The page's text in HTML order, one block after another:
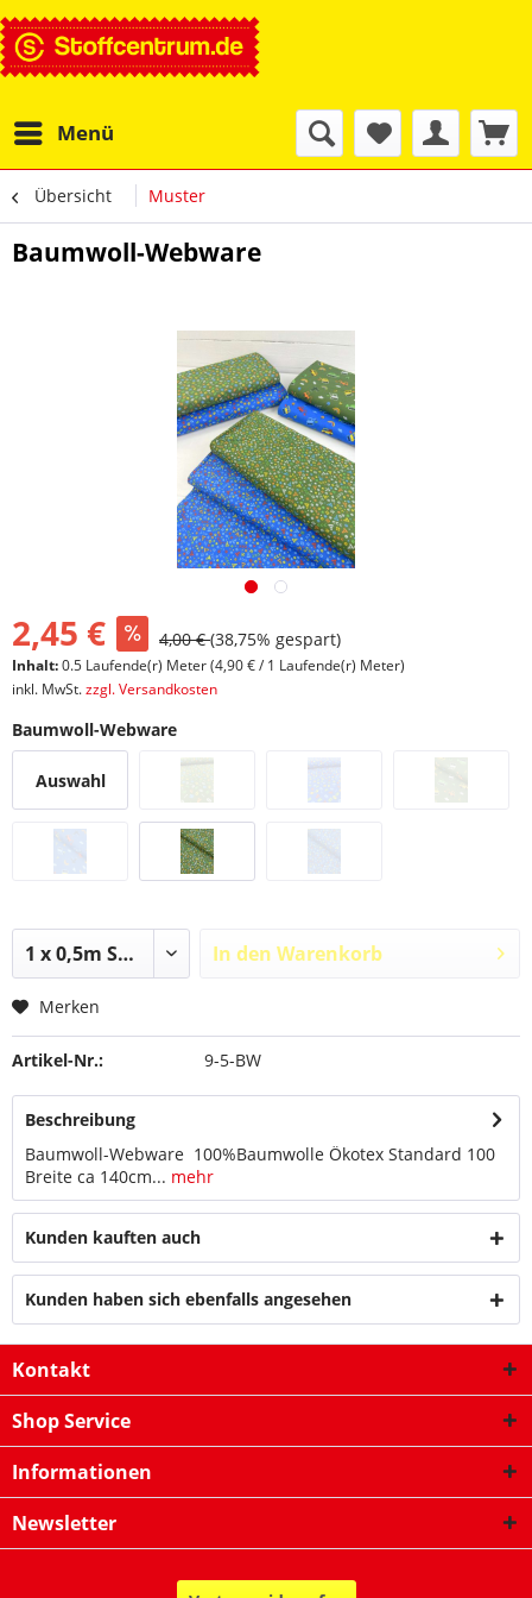
Menü
Übersicht Muster
Baumwoll-Webware
2,45 € 4,00 €(38,75% gespart)
Inhalt:0.5 Laufende(r) Meter (4,90 € / 1 Laufende(r) Meter)
inkl. MwSt.zzgl. Versandkosten
Baumwoll-Webware
Auswahl
In den Warenkorb
Merken
Artikel-Nr.: 9-5-BW
Beschreibung
Baumwoll-Webware 100%Baumwolle Ökotex Standard 100
Breite ca 140cm... mehr
Kunden kauften auch
Kunden haben sich ebenfalls angesehen
Kontakt
Shop Service
Informationen
Newsletter